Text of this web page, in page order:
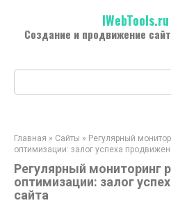
контенту
IWebTools.ru
Создание и продвижение
Поиск:
Главная » Сайты » Регулярный
оптимизации: залог успеха
Регулярный мониторинг
оптимизации: залог
сайта